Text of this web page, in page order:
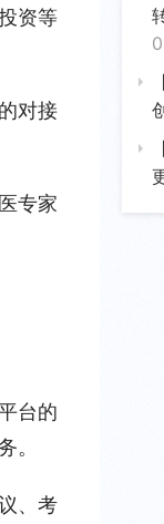
资等
对接
专家
台的
。
、考